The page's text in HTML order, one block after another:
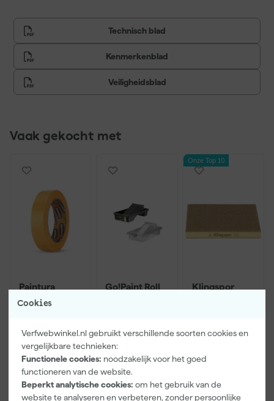
Cookies
Verfwebwinkel.nl gebruikt verschillende soorten cookies en
vergelijkbare technieken:
Functionele cookies: noodzakelijk voor het goed
functioneren van de website.
Beperkt analytische cookies: om het gebruik van de
website te analyseren en verbeteren, zonder persoonlijke
Technisch blad
Kenmerkenblad
Veiligheidsblad
Vaak gekocht met
Paintura
Lucamax
Washi tape -
bezorgd
3,99
Go!Paint Roll
0,5L + 5
bezorgd
3,99
Onze Top 10
Klingspor
bezorgd
1 ,60